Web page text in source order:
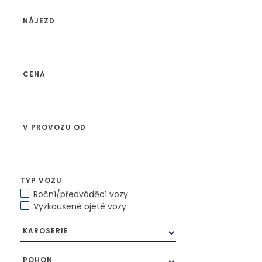
NÁJEZD
CENA
V PROVOZU OD
TYP VOZU
Roční/předváděcí vozy
Vyzkoušené ojeté vozy
KAROSERIE
POHON